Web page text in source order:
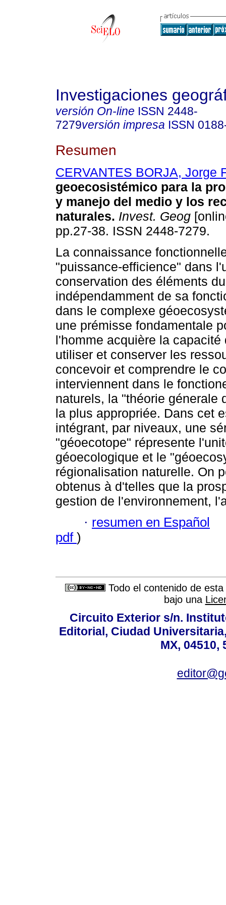
Investigaciones
versión On-line ISSN 2448-
7279versión impresa ISSN
Resumen
CERVANTES BORJA, Jorge
geoecosistémico para la
y manejo del medio y los
naturales. Invest. Geog
pp.27-38. ISSN 2448-7279.
La connaissance
"puissance-efficience" dans
conservation des éléments
indépendamment de sa
dans le complexe
une prémisse fondamentale
l'homme acquière la capacité
utiliser et conserver les
concevoir et comprendre le
interviennent dans le
naturels, la "théorie génerale
la plus appropriée. Dans cet
intégrant, par niveaux, une
"géoecotope" répresente
géoecologique et le
régionalisation naturelle. On
obtenus à d'telles que la
gestion de l'environnement,
· resumen en Español
pdf )
Todo el contenido de
bajo una
Circuito Exterior s/n.
Editorial, Ciudad
MX, 04510,